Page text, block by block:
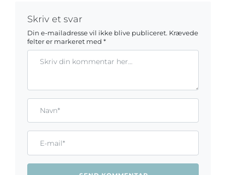
Skriv et svar
Din e-mailadresse vil ikke blive publiceret. Krævede
felter er markeret med *